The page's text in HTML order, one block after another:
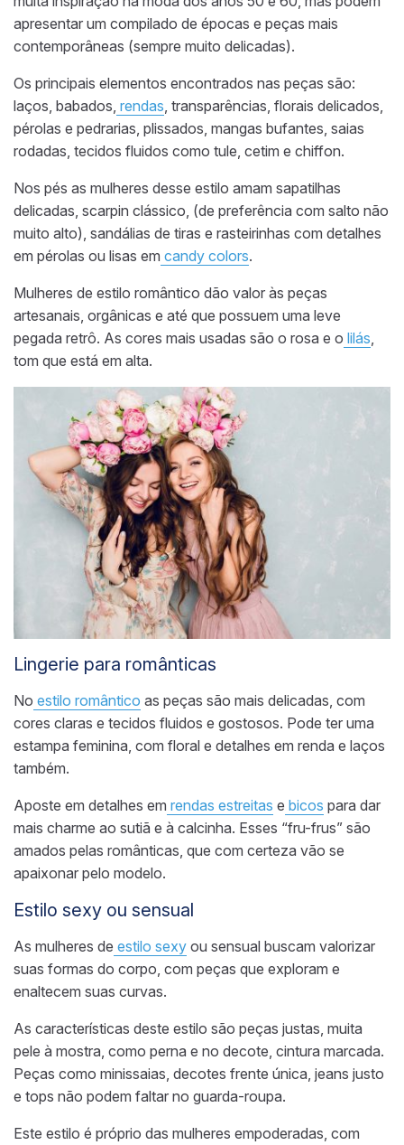
apresentar um compilado de épocas e peças mais
contemporâneas (sempre muito delicadas).
Os principais elementos encontrados nas peças são:
laços, babados, rendas, transparências, florais delicados,
pérolas e pedrarias, plissados, mangas bufantes, saias
rodadas, tecidos fluidos como tule, cetim e chiffon.
Nos pés as mulheres desse estilo amam sapatilhas
delicadas, scarpin clássico, (de preferência com salto não
muito alto), sandálias de tiras e rasteirinhas com detalhes
em pérolas ou lisas em candy colors.
Mulheres de estilo romântico dão valor às peças
artesanais, orgânicas e até que possuem uma leve
pegada retrô. As cores mais usadas são o rosa e o lilás,
tom que está em alta.
Lingerie para românticas
No estilo romântico as peças são mais delicadas, com
cores claras e tecidos fluidos e gostosos. Pode ter uma
estampa feminina, com floral e detalhes em renda e laços
também.
Aposte em detalhes em rendas estreitas e bicos para dar
mais charme ao sutiã e à calcinha. Esses “fru-frus” são
amados pelas românticas, que com certeza vão se
apaixonar pelo modelo.
Estilo sexy ou sensual
As mulheres de estilo sexy ou sensual buscam valorizar
suas formas do corpo, com peças que exploram e
enaltecem suas curvas.
As características deste estilo são peças justas, muita
pele à mostra, como perna e no decote, cintura marcada.
Peças como minissaias , decotes frente única, jeans justo
e tops não podem faltar no guarda-roupa.
Este estilo é próprio das mulheres empoderadas, com